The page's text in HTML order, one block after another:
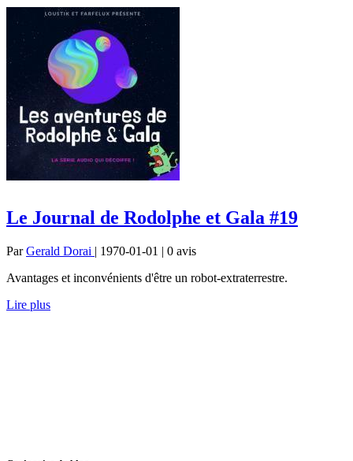
Le Journal de Rodolphe et Gala #19
ParGerald Dorai | 1970-01-01 | 0 avis
Avantages et inconvénients d'être un robot-extraterrestre.
Lire plus